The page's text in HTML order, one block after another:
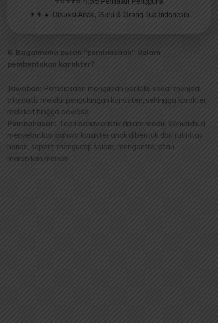
👨‍👩‍👧 Disukai Anak, Guru & Orang Tua Indonesia
6. Bagaimana peran “pembiasaan” dalam
pembentukan karakter?
Jawaban: Pembiasaan mengubah perilaku sadar menjadi
otomatis melalui pengulangan konsisten, sehingga karakter
melekat hingga dewasa.
Pembahasan: Teori behavioristik dalam modul Kemdikbud
menyebutkan bahwa karakter anak dibentuk dari rutinitas
harian, seperti mengucap salam, mengantre, atau
merapikan mainan.